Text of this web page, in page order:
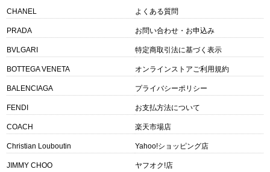
CHANEL
PRADA
BVLGARI
BOTTEGA VENETA
BALENCIAGA
FENDI
COACH
Christian Louboutin
JIMMY CHOO
よくある質問
お問い合わせ・お申込み
特定商取引法に基づく表示
オンラインストアご利用規約
プライバシーポリシー
お支払方法について
楽天市場店
Yahoo!ショッピング店
ヤフオク!店